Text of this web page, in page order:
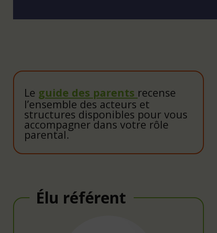
Le guide des parents recense
l’ensemble des acteurs et
structures disponibles pour vous
accompagner dans votre rôle
parental.
Élu référent